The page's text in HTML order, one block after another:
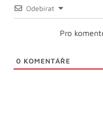
Odebírat
Pro
0 KOMENTÁŘE